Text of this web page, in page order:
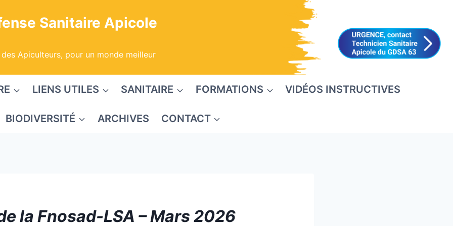
Sanitaire Apicole
Apiculteurs, pour un monde meilleur
LIENS UTILES SANITAIRE FORMATIONS VIDÉOS INSTRUCTIVES
BIODIVERSITÉ ARCHIVES CONTACT
la Fnosad-LSA – Mars 2026